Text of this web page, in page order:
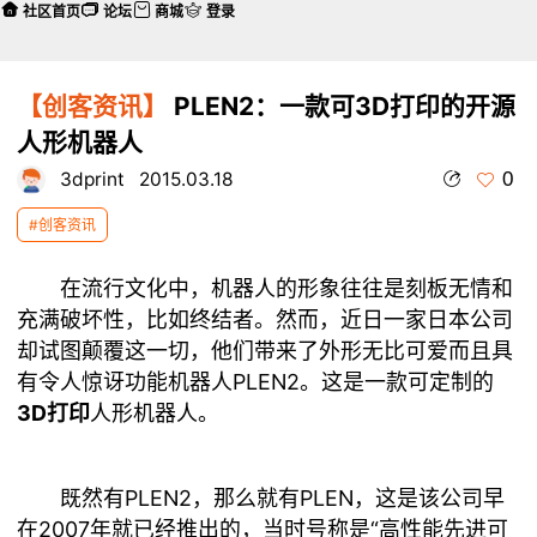
【创客资讯】
PLEN2：一款可3D打印的开源
人形机器人
3dprint 2015.03.18 0
#创客资讯
在流行文化中，机器人的形象往往是刻板无情和
充满破坏性，比如终结者。然而，近日一家日本公司
却试图颠覆这一切，他们带来了外形无比可爱而且具
有令人惊讶功能机器人PLEN2。这是一款可定制的
3D打印人形机器人。
既然有PLEN2，那么就有PLEN，这是该公司早
在2007年就已经推出的，当时号称是“高性能先进可
社区首页 论坛 商城 登录